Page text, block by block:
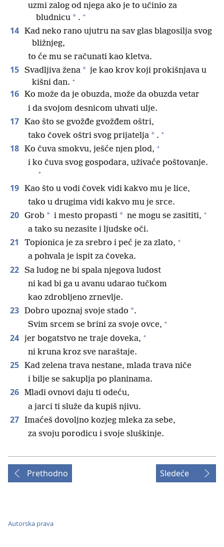
uzmi zalog od njega ako je to učinio za
bludnicu * . +
14 Kad neko rano ujutru na sav glas blagosilja svog
bližnjeg,
to će mu se računati kao kletva.
15 Svadljiva žena * je kao krov koji prokišnjava u
kišni dan. +
16 Ko može da je obuzda, može da obuzda vetar
i da svojom desnicom uhvati ulje.
17 Kao što se gvožđe gvožđem oštri,
tako čovek oštri svog prijatelja * . +
18 Ko čuva smokvu, ješće njen plod, +
i ko čuva svog gospodara, uživaće poštovanje.
+
19 Kao što u vodi čovek vidi kakvo mu je lice,
tako u drugima vidi kakvo mu je srce.
20 Grob * i mesto propasti * ne mogu se zasititi, +
a tako su nezasite i ljudske oči.
21 Topionica je za srebro i peć je za zlato, +
a pohvala je ispit za čoveka.
22 Sa ludog ne bi spala njegova ludost
ni kad bi ga u avanu udarao tučkom
kao zdrobljeno zrnevlje.
23 Dobro upoznaj svoje stado *.
Svim srcem se brini za svoje ovce, +
24 jer bogatstvo ne traje doveka, +
ni kruna kroz sve naraštaje.
25 Kad zelena trava nestane, mlada trava niče
i bilje se sakuplja po planinama.
26 Mladi ovnovi daju ti odeću,
a jarci ti služe da kupiš njivu.
27 Imaćeš dovoljno kozjeg mleka za sebe,
za svoju porodicu i svoje sluškinje.
Prethodno Sledeće
Autorska prava